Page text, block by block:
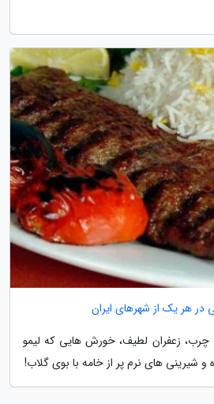
در هر یک از شهرهای ایران
چرب، زعفران لطیف، خورش هایی که لیمو
شیرینی های نرم پر از خامه با بوی گلاب!